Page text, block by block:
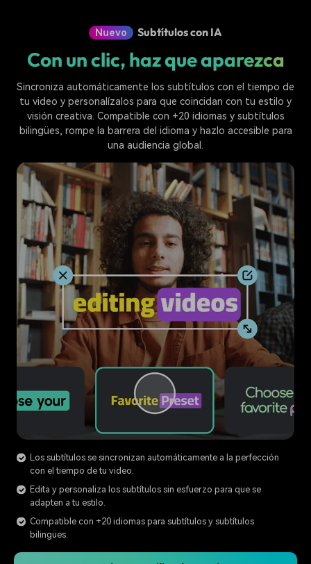
Nuevo Subtítulos con IA
Con un clic, haz que aparezca
Sincroniza automáticamente los subtítulos con el tiempo de
tu video y personalízalos para que coincidan con tu estilo y
visión creativa. Compatible con +20 idiomas y subtítulos
bilingües, rompe la barrera del idioma y hazlo accesible para
una audiencia global.
Los subtítulos se sincronizan automáticamente a la perfección
con el tiempo de tu video.
Edita y personaliza los subtítulos sin esfuerzo para que se
adapten a tu estilo.
Compatible con +20 idiomas para subtítulos y subtítulos
bilingües.